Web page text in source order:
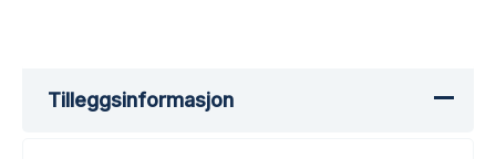
Tilleggsinformasjon